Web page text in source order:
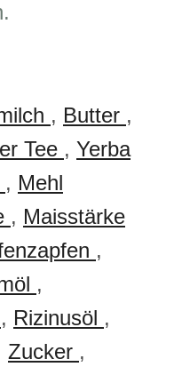
, Butter ,
Tee , Yerba
, Mehl
, Maisstärke
,
,
, Rizinusöl ,
Zucker ,